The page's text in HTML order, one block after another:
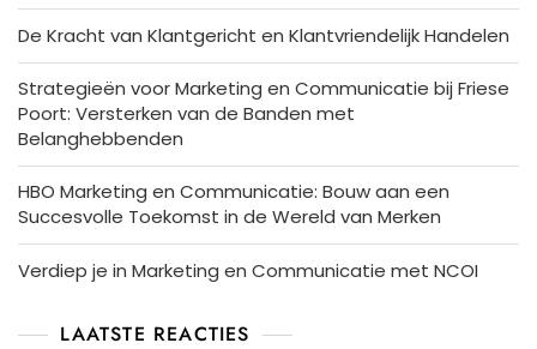
De Kracht van Klantgericht en Klantvriendelijk Handelen
Strategieën voor Marketing en Communicatie bij Friese
Poort: Versterken van de Banden met
Belanghebbenden
HBO Marketing en Communicatie: Bouw aan een
Succesvolle Toekomst in de Wereld van Merken
Verdiep je in Marketing en Communicatie met NCOI
LAATSTE REACTIES